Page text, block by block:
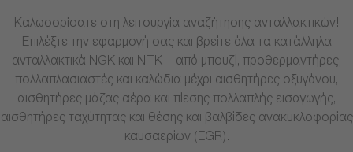
Καλωσορίσατε στη λειτουργία αναζήτησης ανταλλακτικών!
Επιλέξτε την εφαρμογή σας και βρείτε όλα τα κατάλληλα
ανταλλακτικά NGK και NTK – από μπουζί, προθερμαντήρες,
πολλαπλασιαστές και καλώδια μέχρι αισθητήρες οξυγόνου,
αισθητήρες μάζας αέρα και πίεσης πολλαπλής εισαγωγής,
αισθητήρες ταχύτητας και θέσης και βαλβίδες ανακυκλοφορίας
καυσαερίων (EGR).